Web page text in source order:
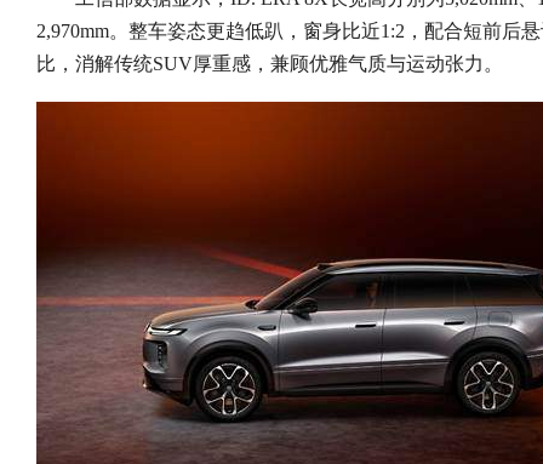
2,970mm。整车姿态更趋低趴，窗身比近1:2，配合短前后
比，消解传统SUV厚重感，兼顾优雅气质与运动张力。